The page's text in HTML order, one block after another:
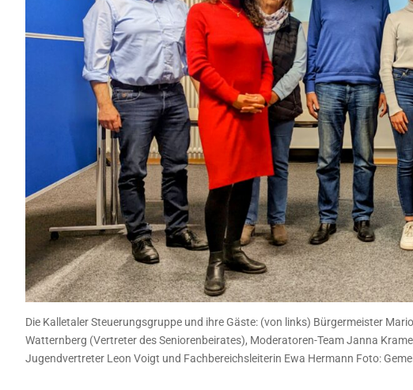
Die Kalletaler Steuerungsgruppe und ihre Gäste: (von links) Bürgermeister
Watternberg (Vertreter des Seniorenbeirates), Moderatoren-Team Janna
Jugendvertreter Leon Voigt und Fachbereichsleiterin Ewa Hermann Foto: